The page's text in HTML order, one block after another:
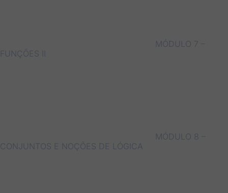
MÓDULO 7 –
FUNÇÕES II
MÓDULO 8 –
CONJUNTOS E NOÇÕES DE LÓGICA